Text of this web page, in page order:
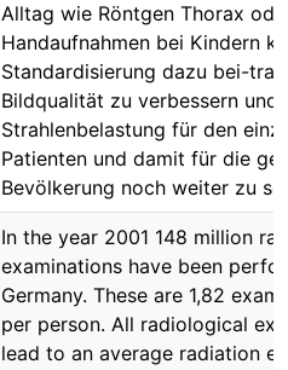
Alltag wie Röntgen Thorax
Handaufnahmen bei Kindern
Standardisierung dazu bei-
Bildqualität zu verbessern und
Strahlenbelastung für den
Patienten und damit für die
Bevölkerung noch weiter zu
In the year 2001 148 million
examinations have been
Germany. These are 1,82
per person. All radiological
lead to an average radiation